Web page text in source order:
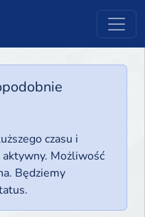
czasu i
Możliwość
Będziemy